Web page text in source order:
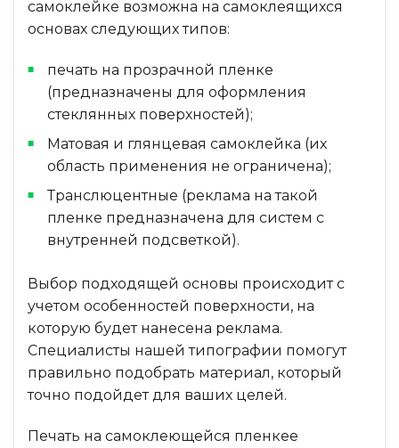
самоклейке возможна на самоклеящихся
основах следующих типов:
печать на прозрачной пленке
(предназначены для оформления
стеклянных поверхностей);
Матовая и глянцевая самоклейка (их
область применения не ограничена);
Транслюцентные (реклама на такой
пленке предназначена для систем с
внутренней подсветкой).
Выбор подходящей основы происходит с
учетом особенностей поверхности, на
которую будет нанесена реклама.
Специалисты нашей типографии помогут
правильно подобрать материал, который
точно подойдет для ваших целей.
Печать на самоклеющейся пленкее